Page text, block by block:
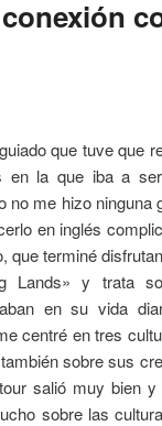
que tuve que
en la que iba a
me hizo ninguna
en inglés
que terminé
Lands» y trata
en su vida
centré en tres
sobre sus
salió muy bien y
sobre las